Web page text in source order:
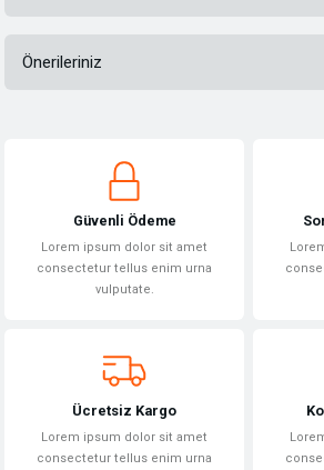
Önerileriniz
Görüş ve önerileriniz için teşekkür ederiz.
Ürün açıklamasında eksik bilgiler bulunuyor.
Ürün bilgilerinde hatalar bulunuyor.
Bu ürüne benzer farklı alternatifler olmalı.
Güvenli Ödeme
Lorem ipsum dolor sit amet
consectetur tellus enim urna
vulputate.
Ücretsiz Kargo
Lorem ipsum dolor sit amet
consectetur tellus enim urna